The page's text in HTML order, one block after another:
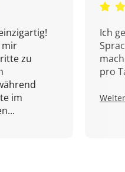
mir
zu
im
Ich
pro